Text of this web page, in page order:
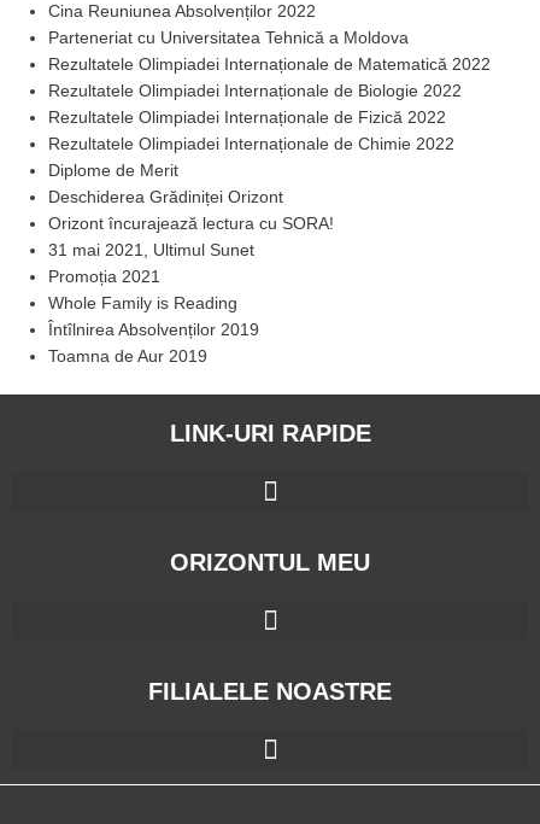
Cina Reuniunea Absolvenților 2022
Parteneriat cu Universitatea Tehnică a Moldova
Rezultatele Olimpiadei Internaționale de Matematică 2022
Rezultatele Olimpiadei Internaționale de Biologie 2022
Rezultatele Olimpiadei Internaționale de Fizică 2022
Rezultatele Olimpiadei Internaționale de Chimie 2022
Diplome de Merit
Deschiderea Grădiniței Orizont
Orizont încurajează lectura cu SORA!
31 mai 2021, Ultimul Sunet
Promoția 2021
Whole Family is Reading
Întîlnirea Absolvenților 2019
Toamna de Aur 2019
LINK-URI RAPIDE
ORIZONTUL MEU
FILIALELE NOASTRE